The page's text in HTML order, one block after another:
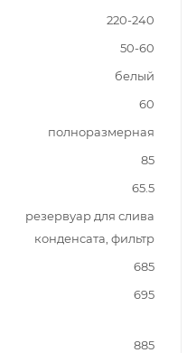
220-240
50-60
белый
60
полноразмерная
85
65.5
резервуар для слива
конденсата, фильтр
685
695
885